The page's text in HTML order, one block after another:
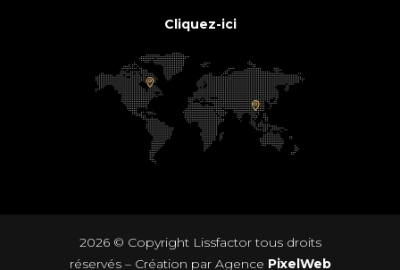
Cliquez-ici
2026 © CopyrightLissfactortous droits
réservés – Création par Agence PixelWeb